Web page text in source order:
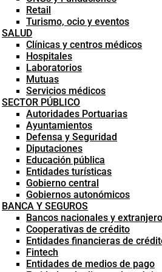
Retail
Turismo, ocio y eventos
SALUD
Clínicas y centros médicos
Hospitales
Laboratorios
Mutuas
Servicios médicos
SECTOR PÚBLICO
Autoridades Portuarias
Ayuntamientos
Defensa y Seguridad
Diputaciones
Educación pública
Entidades turísticas
Gobierno central
Gobiernos autonómicos
BANCA Y SEGUROS
Bancos nacionales y
Cooperativas de crédito
Entidades financieras de
Fintech
Entidades de medios de pago